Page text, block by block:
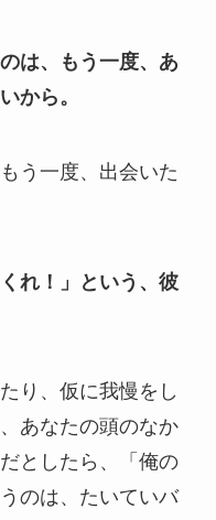
は、もう一度、あ
から。
う一度、出会いた
れ！」という、彼
り、仮に我慢をし
あなたの頭のなか
としたら、「俺の
のは、たいていバ